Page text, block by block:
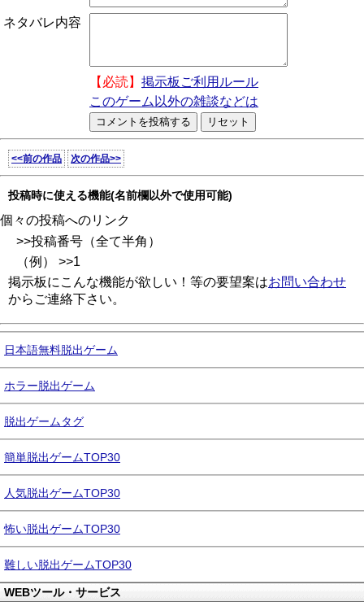
ネタバレ内容
【必読】 掲示板ご利用ルール
このゲーム以外の雑談などは
<<前の作品 次の作品>>
投稿時に使える機能(名前欄以外で使用可能)
個々の投稿へのリンク
>>投稿番号（全て半角）
（例） >>1
掲示板にこんな機能が欲しい！等の要望案はお問い合わせ
からご連絡下さい。
日本語無料脱出ゲーム
ホラー脱出ゲーム
脱出ゲームタグ
簡単脱出ゲームTOP30
人気脱出ゲームTOP30
怖い脱出ゲームTOP30
難しい脱出ゲームTOP30
WEBツール・サービス